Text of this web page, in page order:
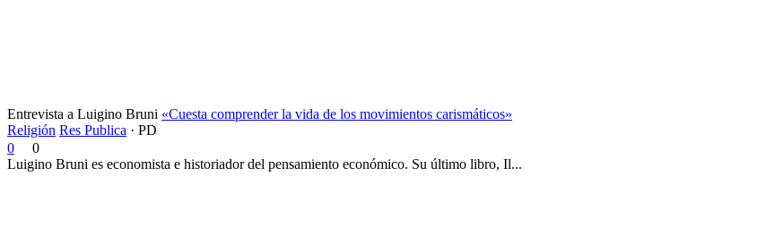
Entrevista a Luigino Bruni «Cuesta comprender la vida de los movimientos carismáticos»
Religión Res Publica · PD
0
0
Luigino Bruni es economista e historiador del pensamiento económico. Su último libro, Il...